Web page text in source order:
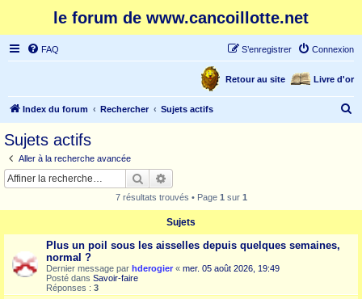
le forum de www.cancoillotte.net
FAQ Connexion
S’enregistrer
Livre d'or
Retour au site
Index du forum Rechercher Sujets actifs
Sujets actifs
Aller à la recherche avancée
Rechercher
7 résultats trouvés • Page 1 sur 1
Sujets
Plus un poil sous les aisselles depuis quelques semaines,
normal ?
Dernier message par hderogier « mer. 05 août 2026, 19:49
Posté dans Savoir-faire
Réponses : 3